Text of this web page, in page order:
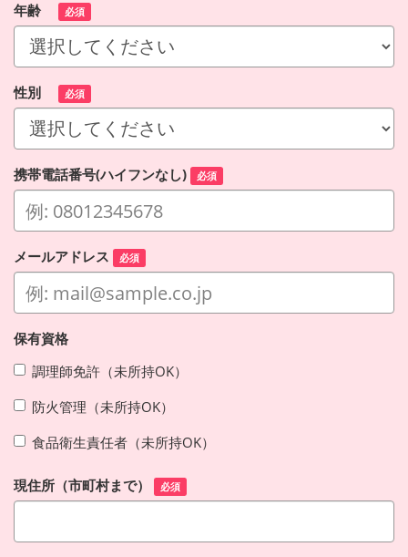
年齢 必須
性別 必須
携帯電話番号(ハイフンなし) 必須
メールアドレス 必須
保有資格
調理師免許（未所持OK）
防火管理（未所持OK）
食品衛生責任者（未所持OK）
現住所（市町村まで） 必須